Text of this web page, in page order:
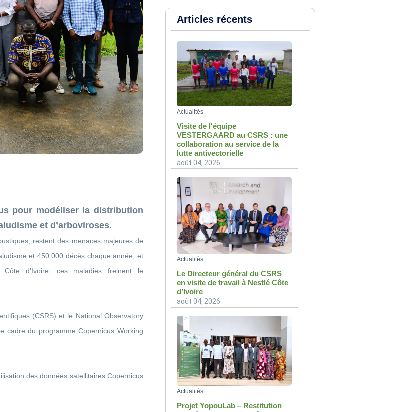
pour modéliser la distribution
et d’arboviroses.
restent des menaces majeures de
et 450 000 décès chaque année, et
d’Ivoire, ces maladies freinent le
(CSRS) et le National Observatory
cadre du programme Copernicus Working
des données satellitaires Copernicus
Articles récents
Actualités
Visite de l'équipe
VESTERGAARD au CSRS : une
collaboration au service de la
lutte antivectorielle
août 04, 2026
Actualités
Le Directeur général du CSRS
en visite de travail à Nestlé Côte
d’Ivoire
août 04, 2026
Actualités
Projet YopouLab – Restitution